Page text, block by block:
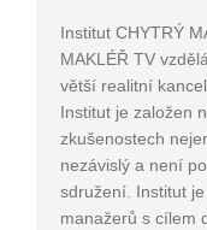
Institut CHYTRÝ
MAKLÉŘ TV
větší realitní
Institut je založen
zkušenostech
nezávislý a není
sdružení. Institut
manažerů s cílem